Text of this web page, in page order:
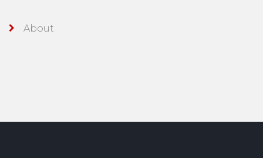
About